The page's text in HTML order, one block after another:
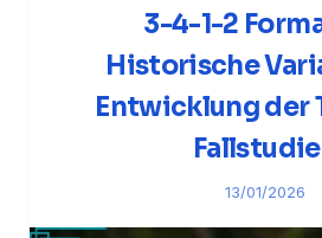
3-4-1-2
Historische
Entwicklung der
13/01/2026